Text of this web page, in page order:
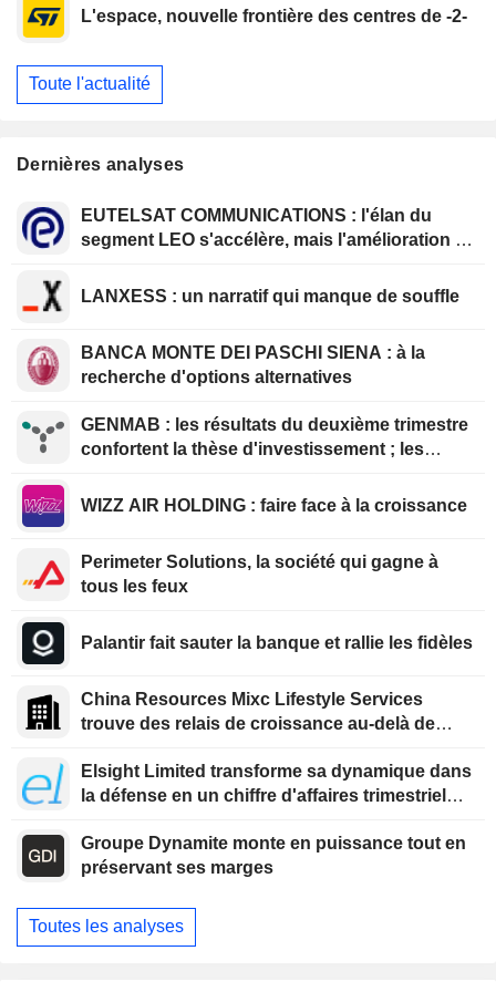
L'espace, nouvelle frontière des centres de -2-
Toute l'actualité
Dernières analyses
EUTELSAT COMMUNICATIONS : l'élan du
segment LEO s'accélère, mais l'amélioration de
LANXESS : un narratif qui manque de souffle
BANCA MONTE DEI PASCHI SIENA : à la
recherche d'options alternatives
GENMAB : les résultats du deuxième trimestre
confortent la thèse d'investissement ; les
WIZZ AIR HOLDING : faire face à la croissance
Perimeter Solutions, la société qui gagne à
tous les feux
Palantir fait sauter la banque et rallie les fidèles
China Resources Mixc Lifestyle Services
trouve des relais de croissance au-delà de
Elsight Limited transforme sa dynamique dans
la défense en un chiffre d'affaires trimestriel
Groupe Dynamite monte en puissance tout en
préservant ses marges
Toutes les analyses